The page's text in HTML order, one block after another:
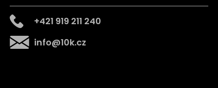
info@10k.cz
+421 919 211 240